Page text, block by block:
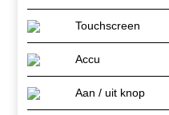
Touchscreen
Accu
Aan / uit knop